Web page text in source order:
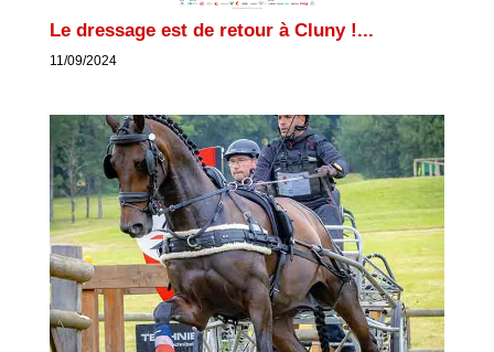
Le dressage est de retour à Cluny !...
11/09/2024